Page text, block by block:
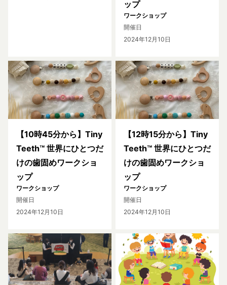
ップ
ワークショップ
開催日
2024年12月10日
【10時45分から】Tiny
Teeth™ 世界にひとつだ
けの歯固めワークショ
ップ
ワークショップ
開催日
2024年12月10日
【12時15分から】Tiny
Teeth™ 世界にひとつだ
けの歯固めワークショ
ップ
ワークショップ
開催日
2024年12月10日